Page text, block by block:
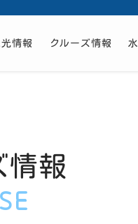
情報 クルーズ情報
情報